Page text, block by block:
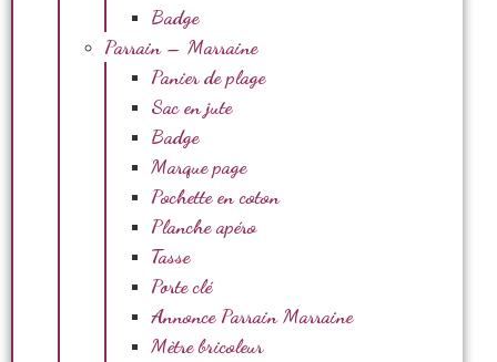
Badge
Parrain – Marraine
Panier de plage
Sac en jute
Badge
Marque page
Pochette en coton
Planche apéro
Tasse
Porte clé
Annonce Parrain Marraine
Mètre bricoleur